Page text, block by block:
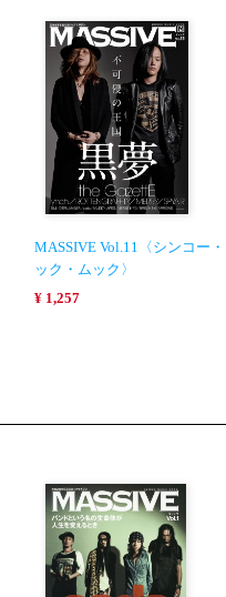
MASSIVE Vol.11〈シンコー
ック・ムック〉
¥ 1,257